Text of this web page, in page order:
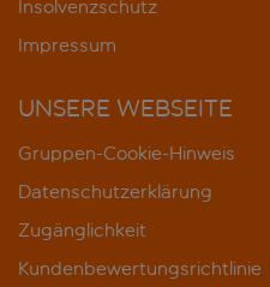
Insolvenzschutz
Impressum
UNSERE WEBSEITE
Gruppen-Cookie-Hinweis
Datenschutzerklärung
Zugänglichkeit
Kundenbewertungsrichtlinie